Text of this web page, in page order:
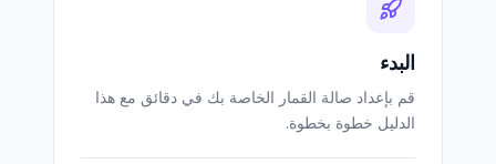
البدء
قم بإعداد صالة القمار الخاصة بك في دقائق مع هذا
الدليل خطوة بخطوة.